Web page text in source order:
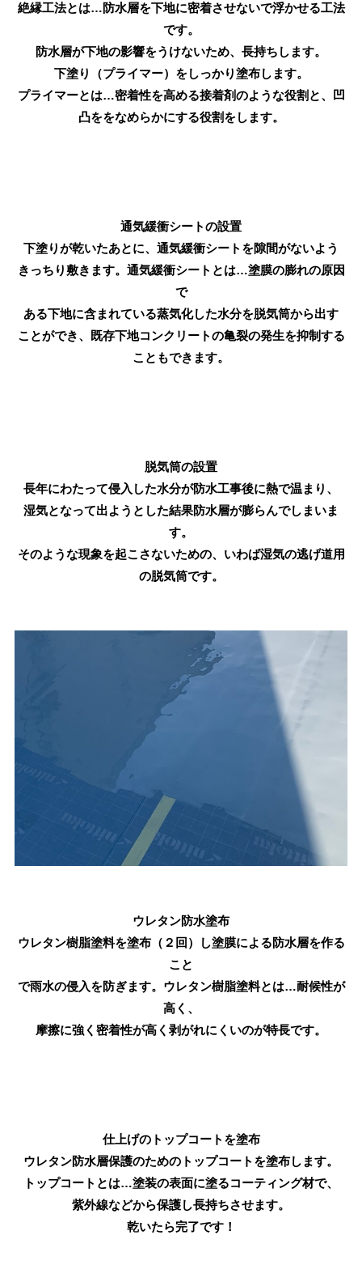
絶縁工法とは…防水層を下地に密着させないで浮かせる工法
です。
防水層が下地の影響をうけないため、長持ちします。
下塗り（プライマー）をしっかり塗布します。
プライマーとは…密着性を高める接着剤のような役割と、凹
凸ををなめらかにする役割をします。
通気緩衝シートの設置
下塗りが乾いたあとに、通気緩衝シートを隙間がないよう
きっちり敷きます。通気緩衝シートとは…塗膜の膨れの原因
で
ある下地に含まれている蒸気化した水分を脱気筒から出す
ことができ、既存下地コンクリートの亀裂の発生を抑制する
こともできます。
脱気筒の設置
長年にわたって侵入した水分が防水工事後に熱で温まり、
湿気となって出ようとした結果防水層が膨らんでしまいま
す。
そのような現象を起こさないための、いわば湿気の逃げ道用
の脱気筒です。
ウレタン防水塗布
ウレタン樹脂塗料を塗布（２回）し塗膜による防水層を作る
こと
で雨水の侵入を防ぎます。ウレタン樹脂塗料とは…耐候性が
高く、
摩擦に強く密着性が高く剥がれにくいのが特長です。
仕上げのトップコートを塗布
ウレタン防水層保護のためのトップコートを塗布します。
トップコートとは…塗装の表面に塗るコーティング材で、
紫外線などから保護し長持ちさせます。
乾いたら完了です！